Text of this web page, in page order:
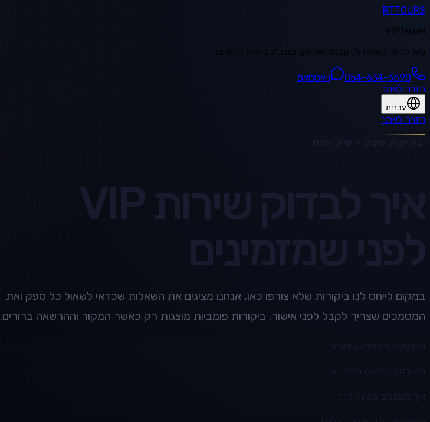
RTTOURS
VIP Israel
נהג פרטי, קונסיירז׳, קבלת אורחים ונתב״ג ברמת פרימיום
054-634-3690
וואטסאפ
חזרה לאתר
עברית
חזרה לאתר
איך לבדוק שירות VIP
לפני שמזמינים
במקום לייחס לנו ביקורות שלא צורפו כאן, אנחנו מציגים את השאלות שכדאי לשאול כל ספק ואת
המסמכים שצריך לקבל לפני אישור. ביקורות פומביות מוצגות רק כאשר המקור וההרשאה ברורים.
מי מספק את הרכב והנהג
מה כלול בהצעה הכתובה
איך מטפלים בשינויי לו״ז